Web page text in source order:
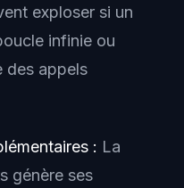
exploser si un
infinie ou
des appels
: La
génère ses